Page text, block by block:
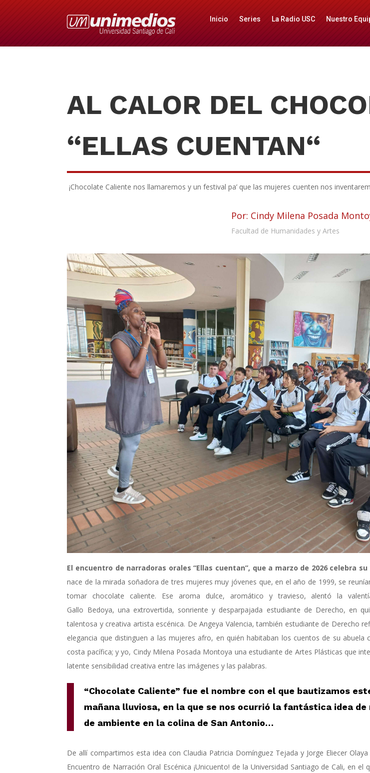
Inicio Series La Radio USC Nuestro
AL CALOR DEL
“ELLAS CUENTAN“
¡Chocolate Caliente nos llamaremos y un festival pa’ que las mujeres cuenten nos
Por: Cindy Milena Posada
Facultad de Humanidades y Artes
El encuentro de narradoras orales “Ellas cuentan”, que a marzo de 2026 celebra
nace de la mirada soñadora de tres mujeres muy jóvenes que, en el año de 1999, se
tomar chocolate caliente. Ese aroma dulce, aromático y travieso, alentó la
Gallo Bedoya, una extrovertida, sonriente y desparpajada estudiante de Derecho, en
talentosa y creativa artista escénica. De Angeya Valencia, también estudiante de Derecho
elegancia que distinguen a las mujeres afro, en quién habitaban los cuentos de su
costa pacífica; y yo, Cindy Milena Posada Montoya una estudiante de Artes Plásticas que
latente sensibilidad creativa entre las imágenes y las palabras.
“Chocolate Caliente” fue el nombre con el que bautizamos
mañana lluviosa, en la que se nos ocurrió la fantástica idea
de ambiente en la colina de San Antonio…
De allí compartimos esta idea con Claudia Patricia Domínguez Tejada y Jorge Eliecer
Encuentro de Narración Oral Escénica ¡Unicuento! de la Universidad Santiago de Cali, en el